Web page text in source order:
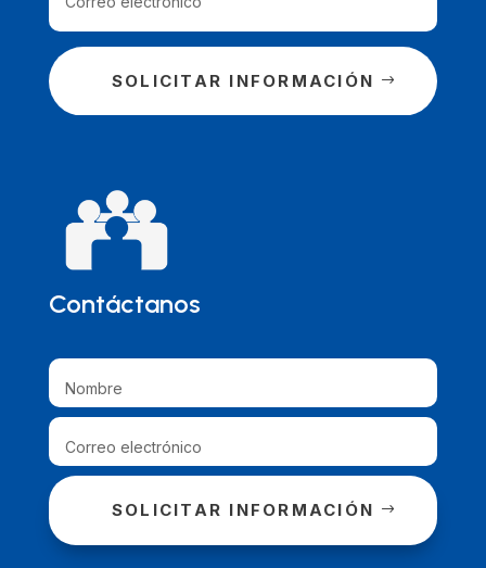
SOLICITAR INFORMACIÓN
Contáctanos
SOLICITAR INFORMACIÓN